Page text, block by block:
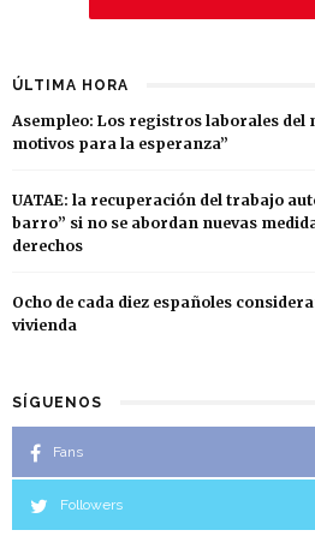
ÚLTIMA HORA
Asempleo: Los registros laborales del
motivos para la esperanza”
UATAE: la recuperación del trabajo
barro” si no se abordan nuevas
derechos
Ocho de cada diez españoles
vivienda
SÍGUENOS
Fans
Followers